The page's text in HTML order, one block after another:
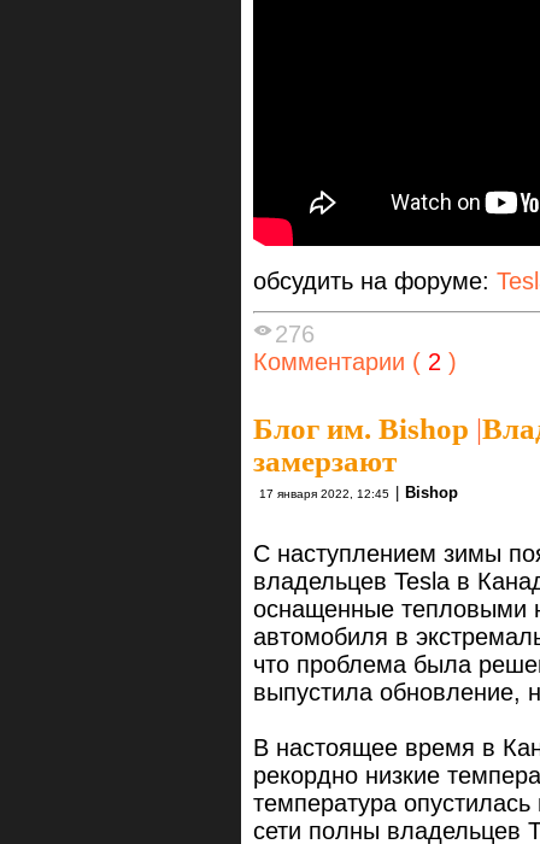
обсудить на форуме:
276
Комментарии ( 2 )
Блог им. Bishop |
замерзают
17 января 2022, 12:45 Bishop
С наступлением зимы
владельцев Tesla в
оснащенные тепловыми
автомобиля в
что проблема была
выпустила обновление,
В настоящее время в
рекордно низкие
температура
сети полны владельцев